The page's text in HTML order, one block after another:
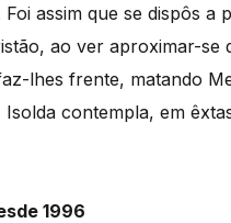
assim que se dispôs a
ao ver aproximar-se
lhes frente, matando
contempla, em
1996